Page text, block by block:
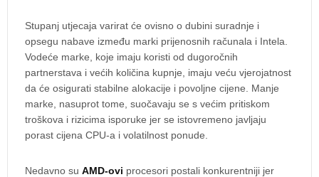
Stupanj utjecaja varirat će ovisno o dubini suradnje i
opsegu nabave između marki prijenosnih računala i Intela.
Vodeće marke, koje imaju koristi od dugoročnih
partnerstava i većih količina kupnje, imaju veću vjerojatnost
da će osigurati stabilne alokacije i povoljne cijene. Manje
marke, nasuprot tome, suočavaju se s većim pritiskom
troškova i rizicima isporuke jer se istovremeno javljaju
porast cijena CPU-a i volatilnost ponude.
Nedavno su AMD-ovi procesori postali konkurentniji jer